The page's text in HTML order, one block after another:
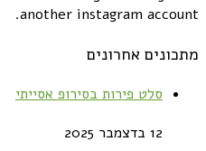
another instagram account.
מתכונים אחרונים
סלט פירות בסירופ אסייתי
12 בדצמבר 2025